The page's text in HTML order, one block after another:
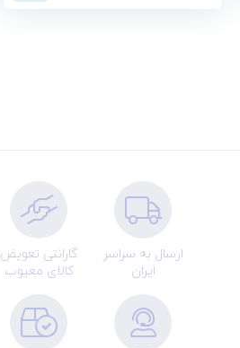
ارسال به سراسر
ایران
گارانتی تعویض
کالای معیوب